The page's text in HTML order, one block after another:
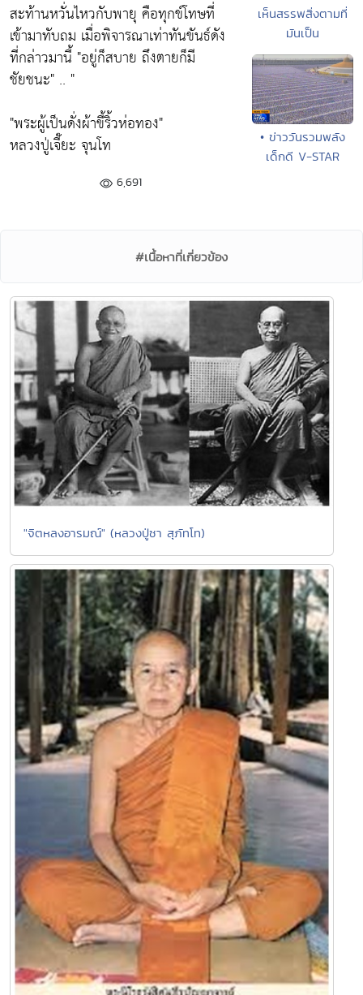
สะท้านหวั่นไหวกับพายุ คือทุกข์โทษที่
เข้ามาทับถม เมื่อพิจารณาเท่าทันขันธ์ดัง
ที่กล่าวมานี้ "อยู่ก็สบาย ถึงตายก็มี
ชัยชนะ" .. "
"พระผู้เป็นดั่งผ้าขี้ริ้วห่อทอง"
หลวงปู่เจี๊ยะ จุนโท
6,691
เห็นสรรพสิ่งตามที่
มันเป็น
• ข่าววันรวมพลัง
เด็กดี V-STAR
#เนื้อหาที่เกี่ยวข้อง
"จิตหลงอารมณ์" (หลวงปู่ชา สุภัทโท)